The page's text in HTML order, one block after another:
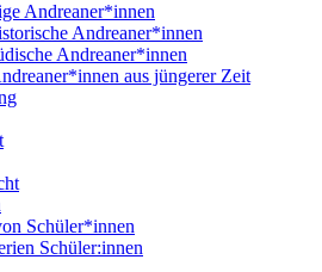
Andreaner*innen
Andreaner*innen
Andreaner*innen
aus jüngerer Zeit
Schüler*innen
Schüler:innen